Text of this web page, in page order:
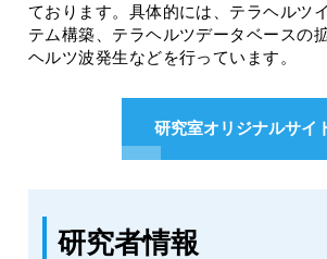
ております。具体的には、テラヘルツ
テム構築、テラヘルツデータベースの
ヘルツ波発生などを行っています。
研究室オリジナルサイ
研究者情報